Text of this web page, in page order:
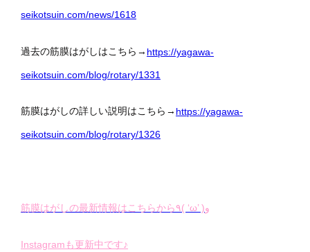
seikotsuin.com/news/1618
過去の筋膜はがしはこちら→ https://yagawa-
seikotsuin.com/blog/rotary/1331
筋膜はがしの詳しい説明はこちら→ https://yagawa-
seikotsuin.com/blog/rotary/1326
筋膜はがしの最新情報はこちらから٩( ‘ω’ )و
Instagramも更新中です♪